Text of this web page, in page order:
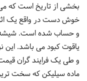
بخشی از تاریخ است که
خوش دست در واقع یک
و حساب شده است. شیشه
یاقوت کبود می باشد. این
و طی یک فرایند گران
ماده سیلیکن که سخت